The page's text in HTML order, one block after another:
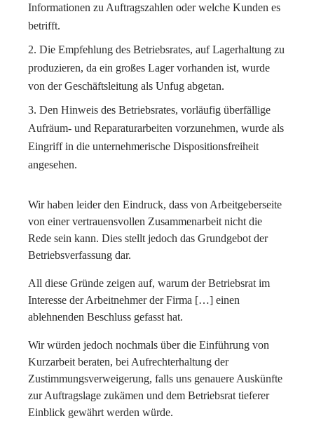
Informationen zu Auftragszahlen oder welche Kunden es
betrifft.
Die Empfehlung des Betriebsrates, auf Lagerhaltung zu
produzieren, da ein großes Lager vorhanden ist, wurde
von der Geschäftsleitung als Unfug abgetan.
Den Hinweis des Betriebsrates, vorläufig überfällige
Aufräum- und Reparaturarbeiten vorzunehmen, wurde als
Eingriff in die unternehmerische Dispositionsfreiheit
angesehen.
Wir haben leider den Eindruck, dass von Arbeitgeberseite
von einer vertrauensvollen Zusammenarbeit nicht die
Rede sein kann. Dies stellt jedoch das Grundgebot der
Betriebsverfassung dar.
All diese Gründe zeigen auf, warum der Betriebsrat im
Interesse der Arbeitnehmer der Firma […] einen
ablehnenden Beschluss gefasst hat.
Wir würden jedoch nochmals über die Einführung von
Kurzarbeit beraten, bei Aufrechterhaltung der
Zustimmungsverweigerung, falls uns genauere Auskünfte
zur Auftragslage zukämen und dem Betriebsrat tieferer
Einblick gewährt werden würde.